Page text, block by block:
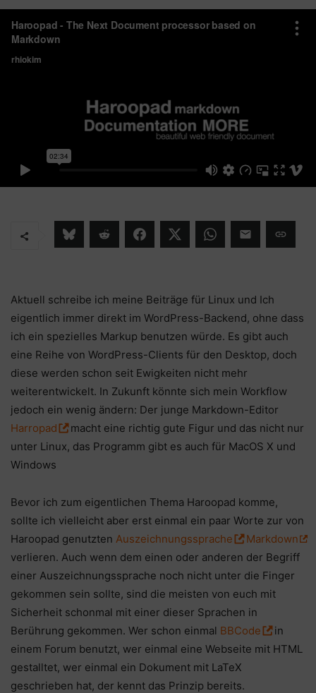
Aktuell schreibe ich meine Beiträge für Linux und Ich
eigentlich immer direkt im WordPress-Backend, ohne dass
ich ein spezielles Markup benutzen würde. Es gibt auch
eine Reihe von WordPress-Clients für den Desktop, doch
diese werden schon seit Ewigkeiten nicht mehr
weiterentwickelt. In Zukunft könnte sich mein Workflow
jedoch ein wenig ändern: Der junge Markdown-Editor
Harropad
macht eine richtig gute Figur und das nicht nur
unter Linux, das Programm gibt es auch für MacOS X und
Windows
Bevor ich zum eigentlichen Thema Haroopad komme,
sollte ich vielleicht aber erst einmal ein paar Worte zur von
Haroopad genutzten Auszeichnungssprache
Markdown
verlieren. Auch wenn dem einen oder anderen der Begriff
einer Auszeichnungssprache noch nicht unter die Finger
gekommen sein sollte, sind die meisten von euch mit
Sicherheit schonmal mit einer dieser Sprachen in
Berührung gekommen. Wer schon einmal BBCode
in
einem Forum benutzt, wer einmal eine Webseite mit HTML
gestalltet, wer einmal ein Dokument mit LaTeX
geschrieben hat, der kennt das Prinzip bereits.